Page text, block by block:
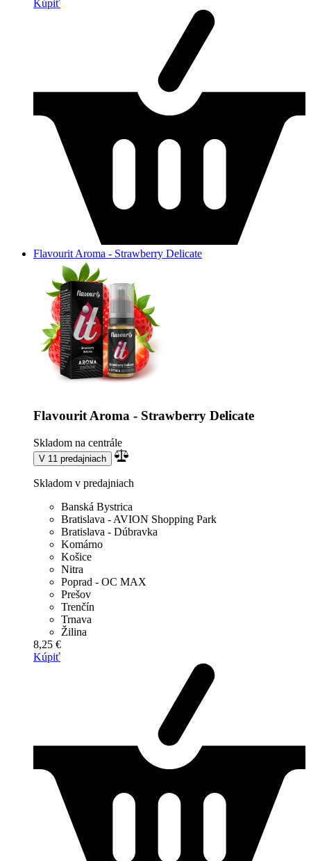
Kúpiť
Flavourit Aroma - Strawberry Delicate
Flavourit Aroma - Strawberry Delicate
Skladom na centrále
V 11 predajniach
Skladom v predajniach
Banská Bystrica
Bratislava - AVION Shopping Park
Bratislava - Dúbravka
Komárno
Košice
Nitra
Poprad - OC MAX
Prešov
Trenčín
Trnava
Žilina
8,25 €
Kúpiť